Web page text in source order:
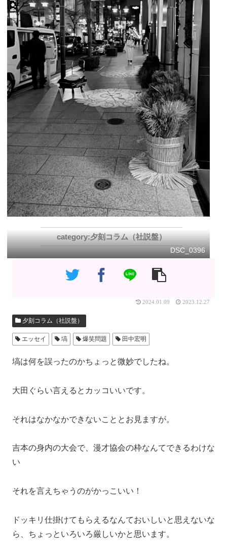
夕刻コラム（社説盤）
DSC_0396
2024.01.09 2023.12.27
夕刻コラム（社説盤）
エッセイ 塙 爆笑問題 田中宏明
塙は何を誤ったのかちょっと微妙でしたね。
大田ぐらい言えるとカッコいいです。
それはなかなかできないこととお見ますが。
吉本の身内の大会で、漫才協会の枠なんてできるわけな
い
それを言えちゃうのがかっこいい！
ドッキリ仕掛けてもらえるなんておいしいと思えないな
ら、ちょっといろいろ厳しいかと思います。